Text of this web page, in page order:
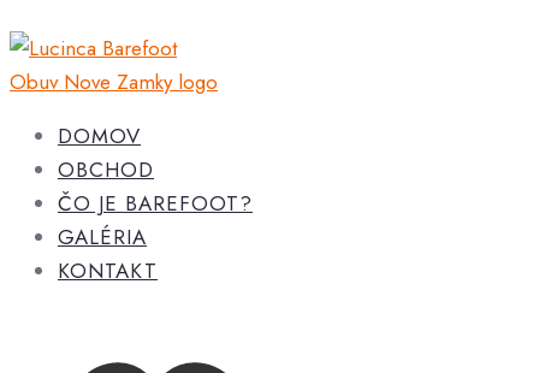
DOMOV
OBCHOD
ČO JE BAREFOOT?
GALÉRIA
KONTAKT